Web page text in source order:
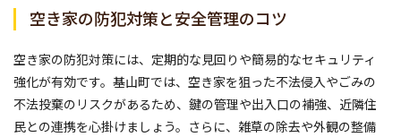
空き家の防犯対策と安全管理のコツ
空き家の防犯対策には、定期的な見回りや簡易的なセキュリティ
強化が有効です。基山町では、空き家を狙った不法侵入やごみの
不法投棄のリスクがあるため、鍵の管理や出入口の補強、近隣住
民との連携を心掛けましょう。さらに、雑草の除去や外観の整備